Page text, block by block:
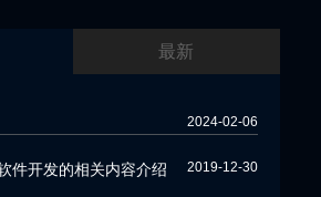
最新
2024-02-06
2019-12-30
件开发的相关内容介绍